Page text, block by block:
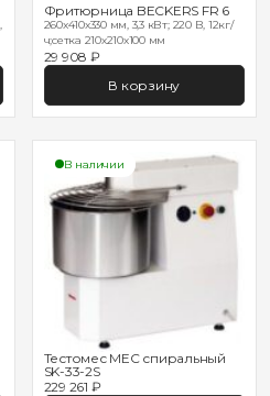
Фритюрница BECKERS FR 6
260x410x330 мм, 3,3 кВт; 220 В, 12кг/
ч;сетка 210х210х100 мм
29 908 ₽
В корзину
В наличии
Тестомес MEC спиральный
SK-33-2S
229 261 ₽